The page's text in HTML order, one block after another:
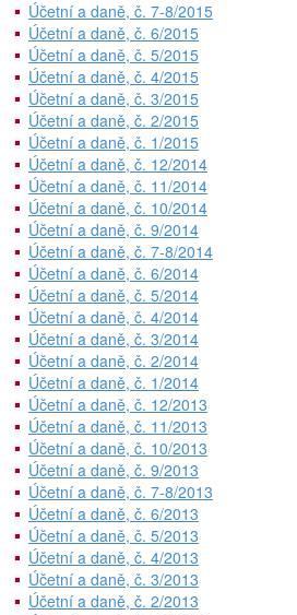
Účetní a daně, č. 7-8/2015
Účetní a daně, č. 6/2015
Účetní a daně, č. 5/2015
Účetní a daně, č. 4/2015
Účetní a daně, č. 3/2015
Účetní a daně, č. 2/2015
Účetní a daně, č. 1/2015
Účetní a daně, č. 12/2014
Účetní a daně, č. 11/2014
Účetní a daně, č. 10/2014
Účetní a daně, č. 9/2014
Účetní a daně, č. 7-8/2014
Účetní a daně, č. 6/2014
Účetní a daně, č. 5/2014
Účetní a daně, č. 4/2014
Účetní a daně, č. 3/2014
Účetní a daně, č. 2/2014
Účetní a daně, č. 1/2014
Účetní a daně, č. 12/2013
Účetní a daně, č. 11/2013
Účetní a daně, č. 10/2013
Účetní a daně, č. 9/2013
Účetní a daně, č. 7-8/2013
Účetní a daně, č. 6/2013
Účetní a daně, č. 5/2013
Účetní a daně, č. 4/2013
Účetní a daně, č. 3/2013
Účetní a daně, č. 2/2013